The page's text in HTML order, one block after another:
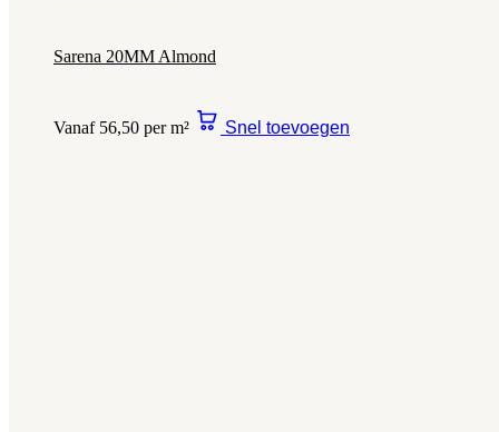
Sarena 20MM Almond
Vanaf 56,50 per m² Snel toevoegen